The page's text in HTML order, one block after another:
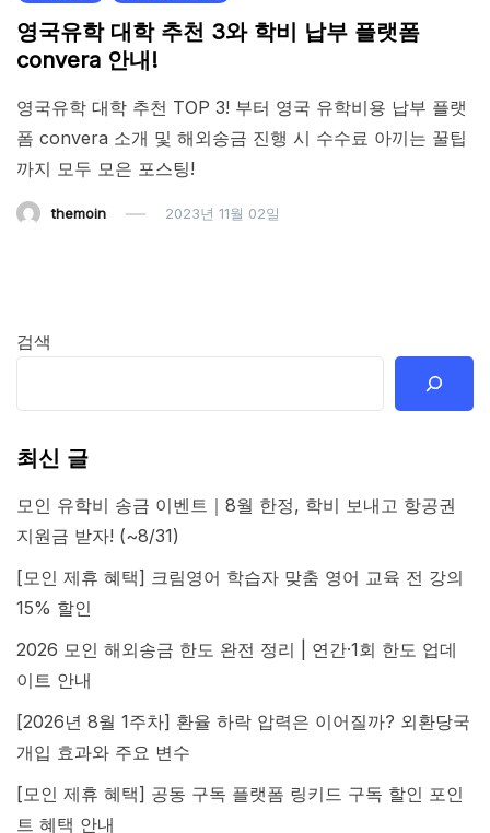
영국유학 대학 추천 3와 학비 납부 플랫폼
convera 안내!
영국유학 대학 추천 TOP 3! 부터 영국 유학비용 납부 플랫
폼 convera 소개 및 해외송금 진행 시 수수료 아끼는 꿀팁
까지 모두 모은 포스팅!
themoin 2023년 11월 02일
검색
최신 글
모인 유학비 송금 이벤트｜8월 한정, 학비 보내고 항공권
지원금 받자! (~8/31)
[모인 제휴 혜택] 크림영어 학습자 맞춤 영어 교육 전 강의
15% 할인
2026 모인 해외송금 한도 완전 정리 | 연간·1회 한도 업데
이트 안내
[2026년 8월 1주차] 환율 하락 압력은 이어질까? 외환당국
개입 효과와 주요 변수
[모인 제휴 혜택] 공동 구독 플랫폼 링키드 구독 할인 포인
트 혜택 안내